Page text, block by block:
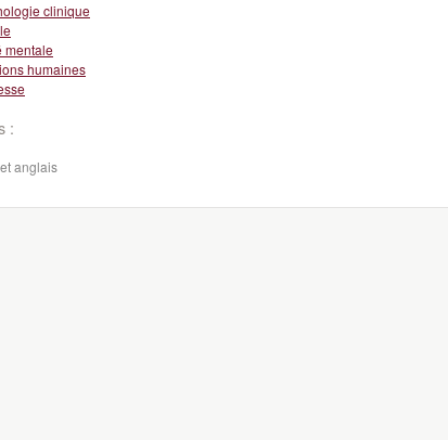
clinique
mentale
humaines
:
anglais